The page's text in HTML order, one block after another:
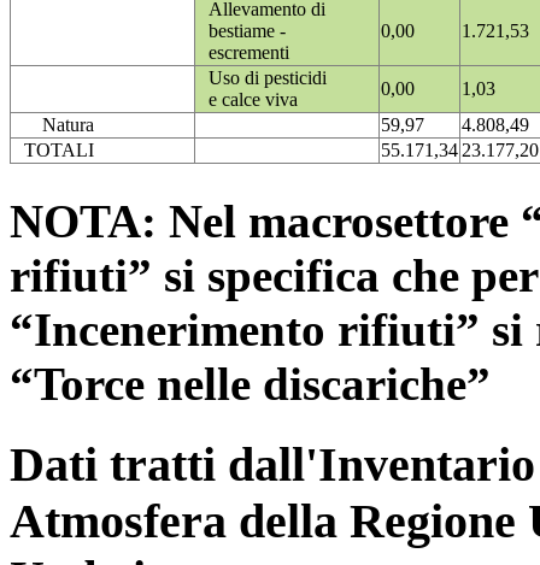
Allevamento di
bestiame -
escrementi
0,00 1.721,53
Uso di pesticidi
e calce viva
0,00
1,03
Natura
59,97
4.808,49
TOTALI
55.171,3423.177,20
NOTA: Nel macrosettore
rifiuti” si specifica che
“Incenerimento rifiuti”
“Torce nelle discariche”
Dati tratti dall'Inventario
Atmosfera della